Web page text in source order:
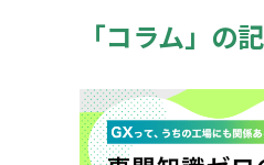
「コラム」の